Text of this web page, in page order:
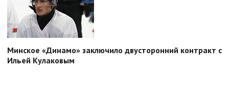
Минское «Динамо» заключило двусторонний контракт с
Ильей Кулаковым